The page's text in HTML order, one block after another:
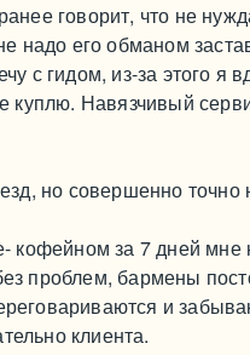
говорит, что не
надо его обманом
с гидом, из-за этого я
куплю. Навязчивый
но совершенно точно
кофейном за 7 дней мне
проблем, бармены
и
клиента.